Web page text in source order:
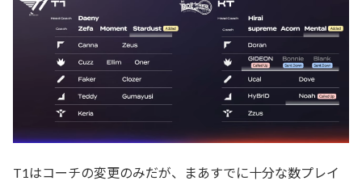
T1はコーチの変更のみだが、まあすでに十分な数プレイ